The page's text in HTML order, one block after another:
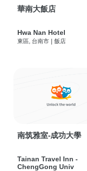
華南大飯店
Hwa Nan Hotel
東區, 台南市 | 飯店
南筑雅室-成功大學
Tainan Travel Inn -
ChengGong Univ